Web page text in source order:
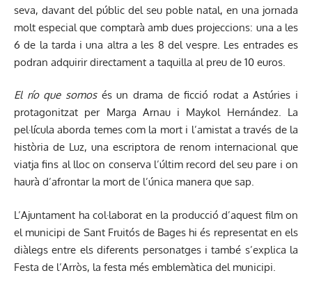
seva, davant del públic del seu poble natal, en una jornada
molt especial que comptarà amb dues projeccions: una a les
6 de la tarda i una altra a les 8 del vespre. Les entrades es
podran adquirir directament a taquilla al preu de 10 euros.
El río que somosés un drama de ficció rodat a Astúries i
protagonitzat per Marga Arnau i Maykol Hernández. La
pel·lícula aborda temes com la mort i l’amistat a través de la
història de Luz, una escriptora de renom internacional que
viatja fins al lloc on conserva l’últim record del seu pare i on
haurà d’afrontar la mort de l’única manera que sap.
L’Ajuntament ha col·laborat en la producció d’aquest film on
el municipi de Sant Fruitós de Bages hi és representat en els
diàlegs entre els diferents personatges i també s’explica la
Festa de l’Arròs, la festa més emblemàtica del municipi.